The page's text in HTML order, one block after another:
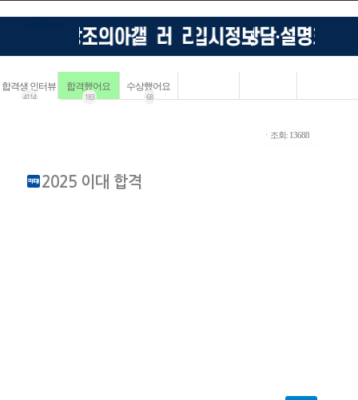
합격생 인터뷰
4114
합격했어요
183
수상했어요
68
ㆍ조회: 13688
2025 이대 합격